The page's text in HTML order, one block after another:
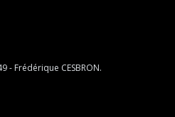
- Frédérique CESBRON.